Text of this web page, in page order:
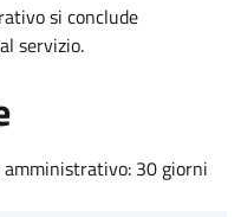
si conclude
servizio.
amministrativo: 30 giorni